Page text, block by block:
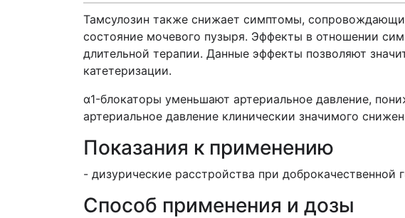
Тамсулозин также снижает симптомы,
состояние мочевого пузыря. Эффекты в отношении
длительной терапии. Данные эффекты позволяют
катетеризации.
α1-блокаторы уменьшают артериальное давление,
артериальное давление клиническии значимого
Показания к применению
- дизурические расстройства при
Способ применения и дозы